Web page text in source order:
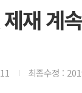
재 계
최종수정 :